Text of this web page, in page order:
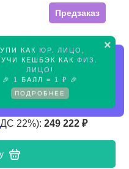
×
КАК ЮР. ЛИЦО
КЕШБЭК КАК ФИЗ.
ЛИЦО !
🎉
1 БАЛЛ = 1 ₽ 🎉
ПОДРОБНЕЕ
Предзаказ
Предзаказ
22%): 249 222 ₽